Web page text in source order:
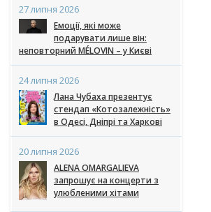
27 липня 2026
Емоції, які може
подарувати лише він:
неповторний MÉLOVIN – у Києві
24 липня 2026
Лана Чубаха презентує
стендап «Котозалежність»
в Одесі, Дніпрі та Харкові
20 липня 2026
ALENA OMARGALIEVA
запрошує на концерти з
улюбленими хітами